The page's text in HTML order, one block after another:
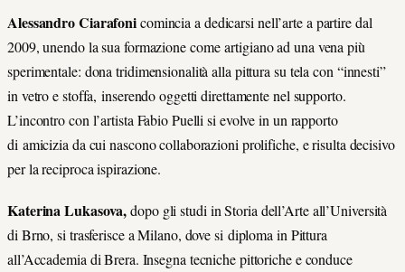
Alessandro Ciarafonicomincia a dedicarsi nell’arte a partire dal
2009, unendo la sua formazione come artigiano ad una vena più
sperimentale: dona tridimensionalità alla pittura su tela con “innesti”
in vetro e stoffa, inserendo oggetti direttamente nel supporto.
L’incontro con l’artista Fabio Puelli si evolve in un rapporto
di amicizia da cui nascono collaborazioni prolifiche, e risulta decisivo
per la reciproca ispirazione.
Katerina Lukasova,dopo gli studi in Storia dell’Arte all’Università
di Brno, si trasferisce a Milano, dove si diploma in Pittura
all’Accademia di Brera. Insegna tecniche pittoriche e conduce